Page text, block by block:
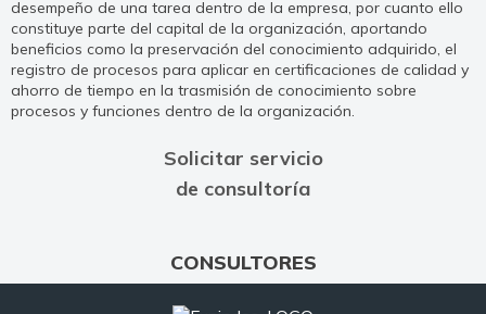
desempeño de una tarea dentro de la empresa, por cuanto ello
constituye parte del capital de la organización, aportando
beneficios como la preservación del conocimiento adquirido, el
registro de procesos para aplicar en certificaciones de calidad y
ahorro de tiempo en la trasmisión de conocimiento sobre
procesos y funciones dentro de la organización.
Solicitar servicio
de consultoría
CONSULTORES